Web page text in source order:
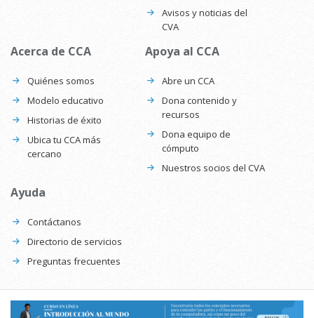
Avisos y noticias del
CVA
Acerca de CCA
Quiénes somos
Modelo educativo
Historias de éxito
Ubica tu CCA más
cercano
Apoya al CCA
Abre un CCA
Dona contenido y
recursos
Dona equipo de
cómputo
Nuestros socios del CVA
Ayuda
Contáctanos
Directorio de servicios
Preguntas frecuentes